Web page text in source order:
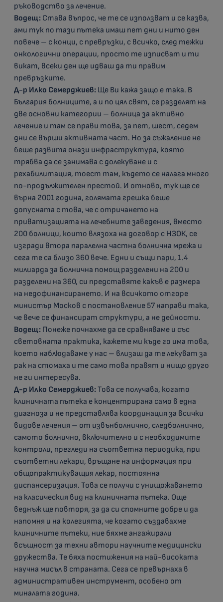
ръководство за лечение.
Водещ: Става въпрос, че те се използват и се казва,
ами тук по тази пътека имаш пет дни и нито ден
повече – с конци, с превръзки, с всичко, след тежки
онкологични операции, просто те изписват и ти
викат, всеки ден ще идваш да ти правим
превръзките.
Д-р Илко Семерджиев: Ще Ви кажа защо е така. В
България болниците, а и по цял свят, се разделят на
две основни категории – болница за активно
лечение и там се прави това, за пет, шест, седем
дни се върши активната част. Но за съжаление не
беше развита онази инфраструктура, която
трябва да се занимава с долекуване и с
рехабилитация, тоест там, където се налага много
по-продължителен престой. И отново, тук ще се
върна 2001 година, голямата грешка беше
допусната с това, че с отричането на
приватизацията на лечебните заведения, вместо
200 болници, които влязоха на договор с НЗОК, се
изгради втора паралелна частна болнична мрежа и
сега те са близо 360 вече. Едни и същи пари, 1.4
милиарда за болнична помощ разделени на 200 и
разделени на 360, си представяте какъв е размера
на недофинансирането. И на всичкото отгоре
министър Москов с постановление 57 направи така,
че вече се финансират структури, а не дейности.
Водещ: Понеже почнахме да се сравняваме и със
световната практика, кажете ми къде го има това,
което наблюдаваме у нас – влизаш да те лекуват за
рак на стомаха и те само това правят и нищо друго
не ги интересува.
Д-р Илко Семерджиев:Това се получава, когато
клиничната пътека е концентрирана само в една
диагноза и не представлява координация за всички
видове лечения – от извънболнично, следболнично,
самото болнично, включително и с необходимите
контроли, прегледи на съответна периодика, при
съответни лекари, връщане на информация при
общопрактикуващия лекар, постоянна
диспансеризация. Това се получи с унищожаването
на класическия вид на клиничната пътека. Още
веднъж ще повторя, за да си спомните добре и да
напомня и на колегията, че когато създавахме
клиничните пътеки, ние бяхме ангажирали
всъщност за техни автори научните медицински
дружества. Те бяха постижения на най-високата
научна мисъл в страната. Сега се превърнаха в
административен инструмент, особено от
миналата година.